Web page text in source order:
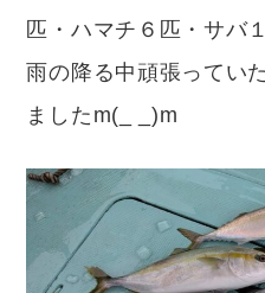
匹・ハマチ６匹・サ
雨の降る中頑張ってい
ましたm(_ _)m